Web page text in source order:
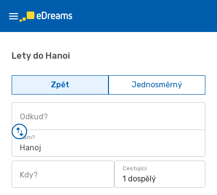
Lety do Hanoi
Zpět Jednosměrný
Odkud?
Kam?
Hanoj
Kdy?
Cestující
1 dospělý